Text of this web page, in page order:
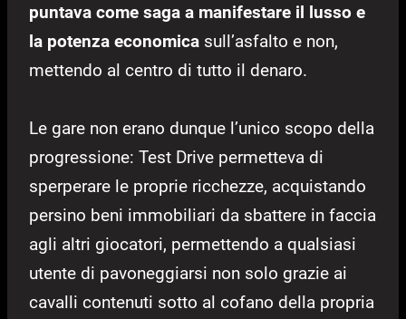
puntava come saga a manifestare il lusso e
la potenza economica sull’asfalto e non,
mettendo al centro di tutto il denaro.
Le gare non erano dunque l’unico scopo della
progressione: Test Drive permetteva di
sperperare le proprie ricchezze, acquistando
persino beni immobiliari da sbattere in faccia
agli altri giocatori, permettendo a qualsiasi
utente di pavoneggiarsi non solo grazie ai
cavalli contenuti sotto al cofano della propria